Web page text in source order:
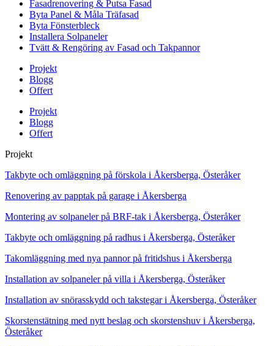
Fasadrenovering & Putsa Fasad
Byta Panel & Måla Träfasad
Byta Fönsterbleck
Installera Solpaneler
Tvätt & Rengöring av Fasad och Takpannor
Projekt
Blogg
Offert
Projekt
Blogg
Offert
Projekt
Takbyte och omläggning på förskola i Åkersberga, Österåker
Renovering av papptak på garage i Åkersberga
Montering av solpaneler på BRF-tak i Åkersberga, Österåker
Takbyte och omläggning på radhus i Åkersberga, Österåker
Takomläggning med nya pannor på fritidshus i Åkersberga
Installation av solpaneler på villa i Åkersberga, Österåker
Installation av snörasskydd och takstegar i Åkersberga, Österåker
Skorstenstätning med nytt beslag och skorstenshuv i Åkersberga,
Österåker